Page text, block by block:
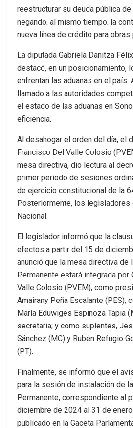
reestructurar su deuda pública
negando, al mismo tiempo, la
nueva línea de crédito para obras
La diputada Gabriela Danitza
destacó, en un posicionamiento,
enfrentan las aduanas en el país.
llamado a las autoridades
el estado de las aduanas en
eficiencia.
Al desahogar el orden del día, el
Francisco Del Valle Colosio
mesa directiva, dio lectura al
primer periodo de sesiones
de ejercicio constitucional de la
Posteriormente, los legisladores
Nacional.
El legislador informó que la
efectos a partir del 15 de
anunció que la mesa directiva de
Permanente estará integrada por
Valle Colosio (PVEM), como
Amairany Peña Escalante (PES),
María Eduwiges Espinoza Tapia
secretaria; y como suplentes,
Sánchez (MC) y Rubén Refugio
(PT).
Finalmente, se informó que el
para la sesión de instalación de
Permanente, correspondiente al
diciembre de 2024 al 31 de
publicado en la Gaceta